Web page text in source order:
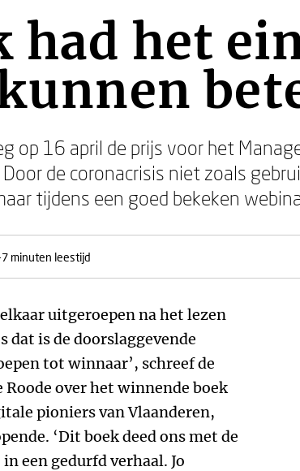
had het
op 16 april de prijs voor het
de coronacrisis niet zoals
tijdens een goed bekeken
minuten leestijd
uitgeroepen na het lezen
dat is de doorslaggevende
tot winnaar’, schreef de
over het winnende boek
pioniers van Vlaanderen,
‘Dit boek deed ons met de
een gedurfd verhaal. Jo